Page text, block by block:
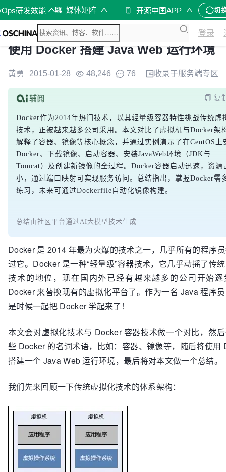
研发效能 媒体矩阵 开源中国APP 切
登录
使用 Docker 搭建 Java Web 运行环境
黄勇 2015-01-28 48,246 76 收录于服务端专区
复
Docker作为2014年热门技术，以其轻量级容器特性挑战传统虚
技术，正被越来越多公司采用。本文对比了虚拟机与Docker架
解释了容器、镜像等核心概念，并通过实例演示了在CentOS上
Docker、下载镜像、启动容器、安装JavaWeb环境（JDK与
Tomcat）及创建新镜像的全过程。Docker容器启动迅速，资源
小，通过端口映射可实现服务访问。总结指出，掌握Docker需
练习，未来可通过Dockerfile自动化镜像构建。
总结由社区平台通过AI大模型技术生成
Docker 是 2014 年最为火爆的技术之一，几乎所有的程序
过它。Docker 是一种“轻量级”容器技术，它几乎动摇了传
技术的地位，现在国内外已经有越来越多的公司开始逐
Docker 来替换现有的虚拟化平台了。作为一名 Java 程序
是时候一起把 Docker 学起来了！
本文会对虚拟化技术与 Docker 容器技术做一个对比，然
些 Docker 的名词术语，比如：容器、镜像等，随后将使用
搭建一个 Java Web 运行环境，最后将对本文做一个总结。
我们先来回顾一下传统虚拟化技术的体系架构：